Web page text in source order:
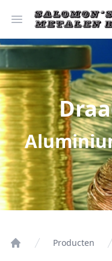
Open menu
Producten